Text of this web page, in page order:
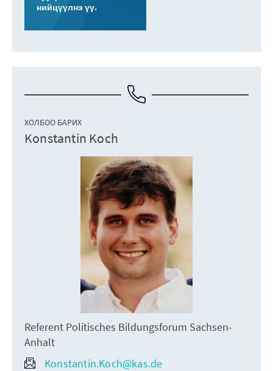
нийцүүлнэ үү.
ХОЛБОО БАРИХ
Konstantin Koch
Referent Politisches Bildungsforum Sachsen-
Anhalt
Konstantin.Koch@kas.de